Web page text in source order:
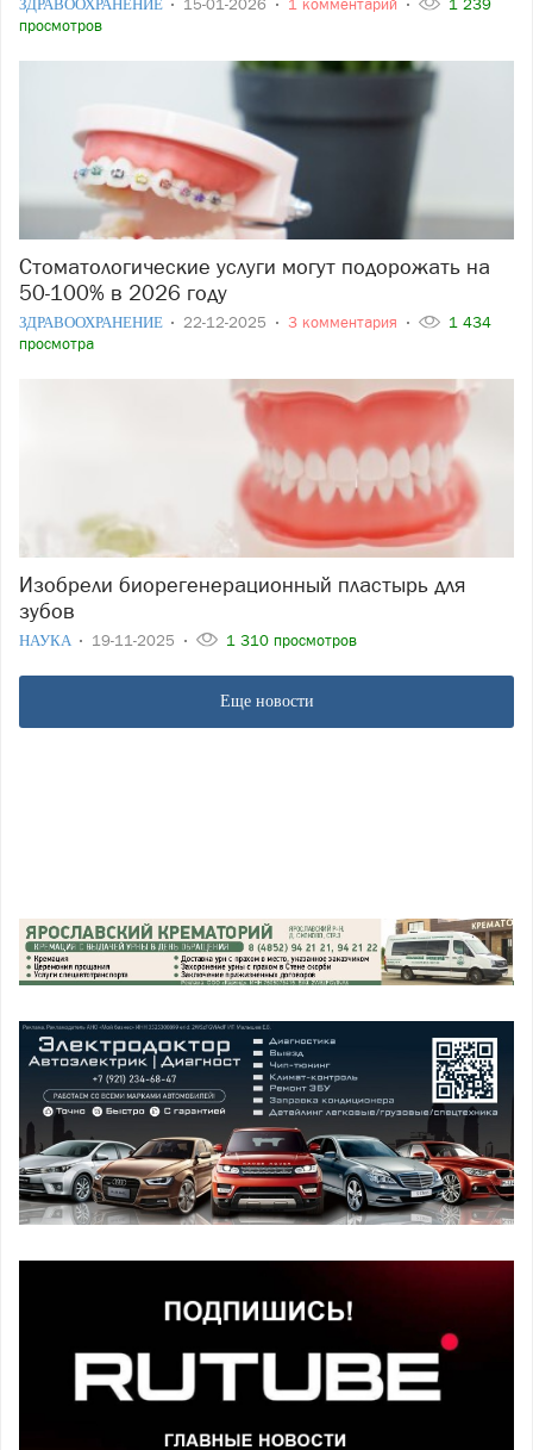
ЗДРАВООХРАНЕНИЕ 15-01-2026 1 комментарий
1 239
просмотров
Стоматологические услуги могут подорожать на
50-100% в 2026 году
ЗДРАВООХРАНЕНИЕ 22-12-2025 3 комментария
1 434
просмотра
Изобрели биорегенерационный пластырь для
зубов
НАУКА 19-11-2025 1 310 просмотров
Еще новости